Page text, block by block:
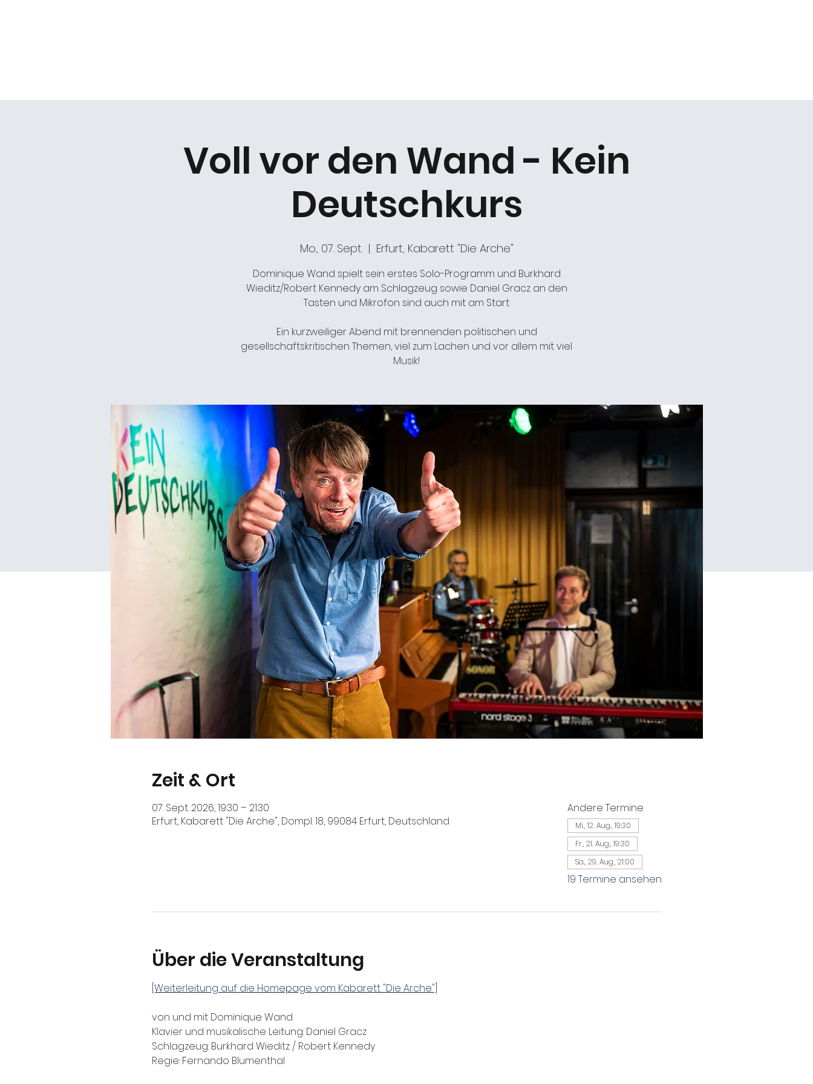
Voll vor den Wand - Kein
Deutschkurs
Mo., 07. Sept.
  |
Erfurt, Kabarett "Die Arche"
Dominique Wand spielt sein erstes Solo-Programm und Burkhard
Wieditz/Robert Kennedy am Schlagzeug sowie Daniel Gracz an den
Tasten und Mikrofon sind auch mit am Start.
Ein kurzweiliger Abend mit brennenden politischen und
gesellschaftskritischen Themen, viel zum Lachen und vor allem mit viel
Musik!
Zeit & Ort
07. Sept. 2026, 19:30 – 21:30
Erfurt, Kabarett "Die Arche", Dompl. 18, 99084 Erfurt, Deutschland
Andere Termine
Mi., 12. Aug., 19:30
Fr., 21. Aug., 19:30
Sa., 29. Aug., 21:00
19 Termine ansehen
Über die Veranstaltung
[Weiterleitung auf die Homepage vom Kabarett "Die Arche"]
von und mit Dominique Wand
Klavier und musikalische Leitung: Daniel Gracz
Schlagzeug: Burkhard Wieditz / Robert Kennedy
Regie: Fernando Blumenthal